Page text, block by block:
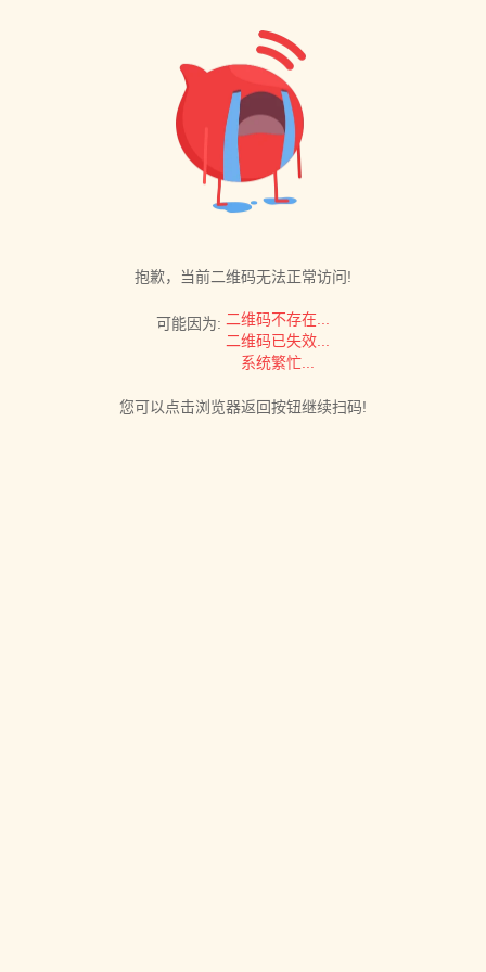
抱歉，当前二维码无法正常访问!
可能因为: 二维码不存在...
二维码已失效...
系统繁忙...
您可以点击浏览器返回按钮继续扫码!